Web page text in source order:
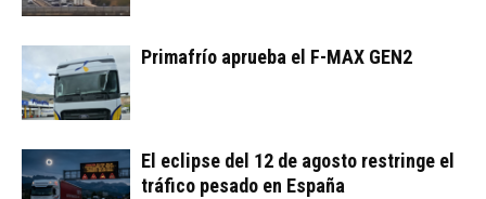
Primafrío aprueba el F-MAX GEN2
El eclipse del 12 de agosto restringe el
tráfico pesado en España